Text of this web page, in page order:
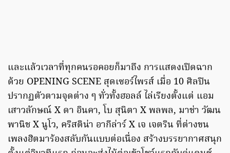
และแล้วเวลาที่ทุกคนรอคอยก็มาถึง การแสดงเปิดฉาก
ด้วย OPENING SCENE สุดเซอร์ไพรส์ เมื่อ 10 ศิลปิน
ปรากฏตัวตามจุดต่าง ๆ ทั่วทั้งฮอลล์ ไล่เรียงตั้งแต่ แอม
เสาวลักษณ์ X ดา อินคา, โบ สุนิตา X พลพล, มาช่า วัฒน
พานิช X นูโว, คริสติน่า อากีล่าร์ X เจ เจตริน ที่ต่างขน
เพลงฮิตมาร้องสลับกันแบบต่อเนื่อง สร้างบรรยากาศสนุก